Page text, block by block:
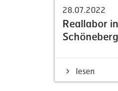
28.07.2022
Reallabor
Schöneberg
lesen